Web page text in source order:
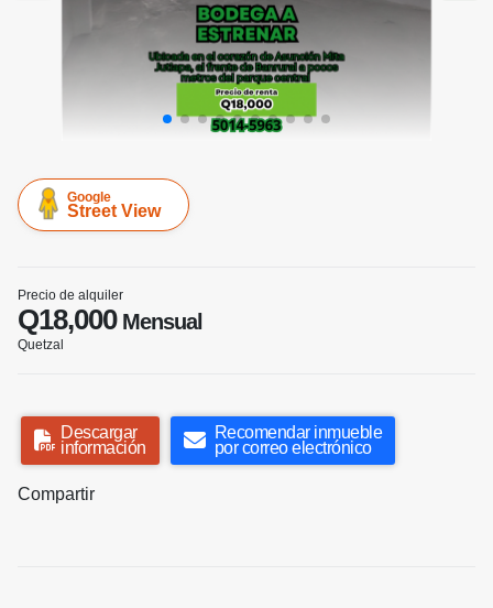
Google
Street View
Precio de alquiler
Q18,000Mensual
Quetzal
Descargar
información
Recomendar inmueble
por correo electrónico
Compartir